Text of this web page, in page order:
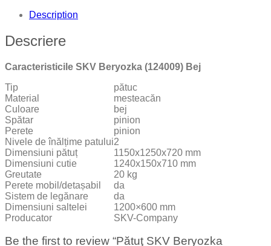
Description
Descriere
Caracteristicile SKV Beryozka (124009) Bej
Tip
pătuc
Material
mesteacăn
Culoare
bej
Spătar
pinion
Perete
pinion
Nivele de înălțime patului2
Dimensiuni pătuț
1150x1250x720 mm
Dimensiuni cutie
1240x150x710 mm
Greutate
20 kg
Perete mobil/detașabil
da
Sistem de legănare
da
Dimensiuni saltelei
1200×600 mm
Producator
SKV-Company
Be the first to review “Pătuţ SKV Beryozka